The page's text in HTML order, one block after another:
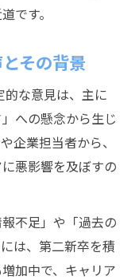
です。
その背景
的な意見は、主に
への懸念から生じ
企業担当者から、
悪影響を及ぼすの
不足」や「過去の
は、第二新卒を積
加中で、キャリア